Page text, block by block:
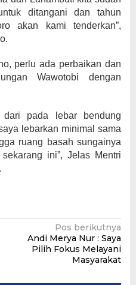
ditangani dan tahun
akan kami tenderkan”,
perlu ada perbaikan dan
Wawotobi dengan
pada lebar bendung
lebarkan minimal sama
ruang basah sungainya
ini”, Jelas Mentri
Pos berikutnya
Andi Merya Nur : Saya
Pilih Fokus Melayani
Masyarakat